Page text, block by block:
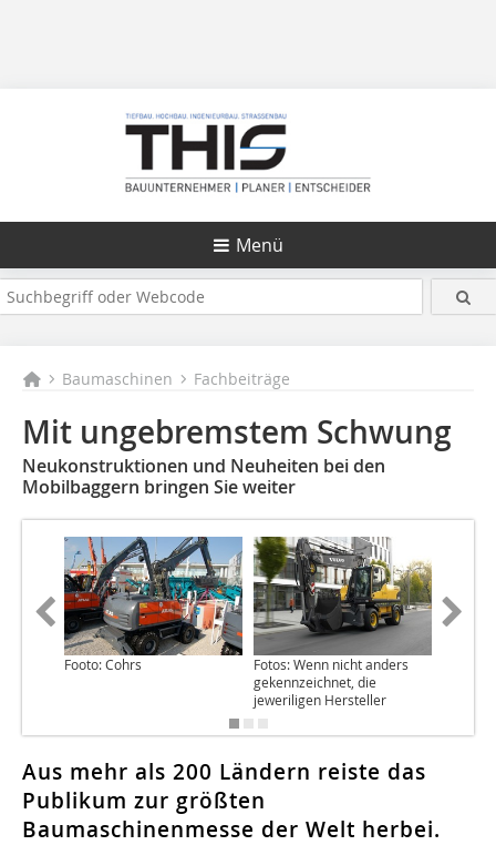
Menü
Baumaschinen Fachbeiträge
Mit ungebremstem Schwung
Neukonstruktionen und Neuheiten bei den
Mobilbaggern bringen Sie weiter
Footo: Cohrs
Fotos: Wenn nicht anders
gekennzeichnet, die
jeweriligen Hersteller
Aus mehr als 200 Ländern reiste das
Publikum zur größten
Baumaschinenmesse der Welt herbei.